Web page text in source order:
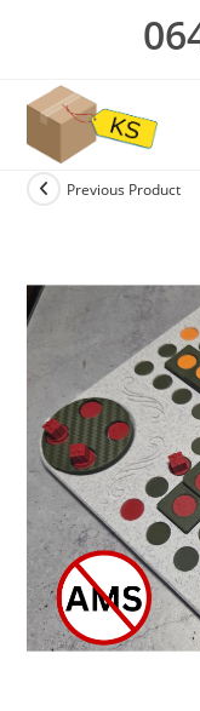
Previous Product